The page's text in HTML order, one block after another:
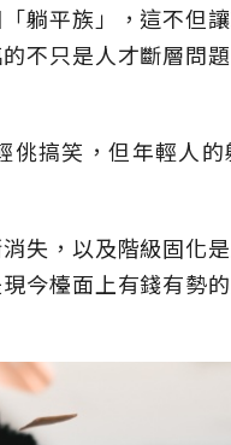
躺平族」，這不但
不只是人才斷層問
搞笑，但年輕人
失，以及階級固化
今檯面上有錢有勢